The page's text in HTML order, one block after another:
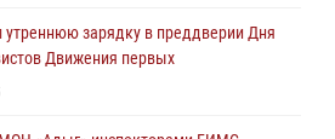
зарядку в преддверии Дня
Движения первых